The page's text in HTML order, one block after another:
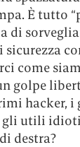
È tutto
di
come
golpe
hacker, i
utili
destra?